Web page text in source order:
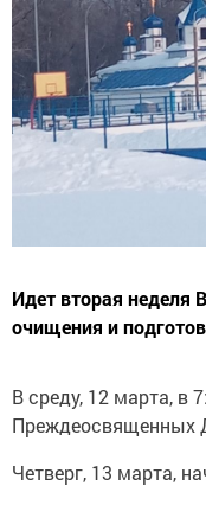
Идет вторая неделя
очищения и
В среду, 12 марта, в
Преждеосвященных
Четверг, 13 марта,